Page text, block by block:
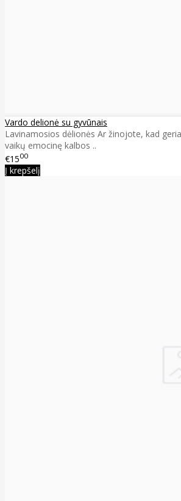
Vardo delionė su gyvūnais
Lavinamosios dėlionės Ar žinojote, kad
vaikų emocinę kalbos ..
€1500
Į krepšelį